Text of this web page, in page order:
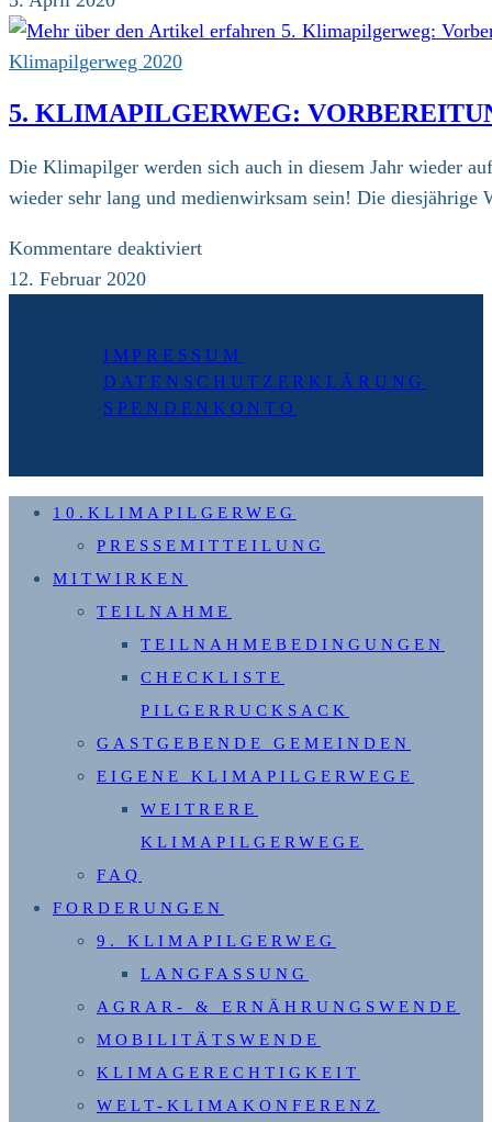
Klimapilgerweg
Hintergrund
Klimapilgerweg 2020
5. KLIMAPILGERWEG:
Die Klimapilger werden sich auch in diesem Jahr wieder
wieder sehr lang und medienwirksam sein! Die
Kommentare deaktiviertfür
in
vollem
12. Februar 2020
IMPRESSUM
DATENSCHUTZERKLÄRUNG
SPENDENKONTO
10.KLIMAPILGERWEG
PRESSEMITTEILUNG
MITWIRKEN
TEILNAHME
TEILNAHMEBEDINGUNGEN
CHECKLISTE
PILGERRUCKSACK
GASTGEBENDE GEMEINDEN
EIGENE KLIMAPILGERWEGE
WEITRERE
KLIMAPILGERWEGE
FAQ
FORDERUNGEN
9. KLIMAPILGERWEG
LANGFASSUNG
AGRAR- & ERNÄHRUNGSWENDE
MOBILITÄTSWENDE
KLIMAGERECHTIGKEIT
WELT-KLIMAKONFERENZ